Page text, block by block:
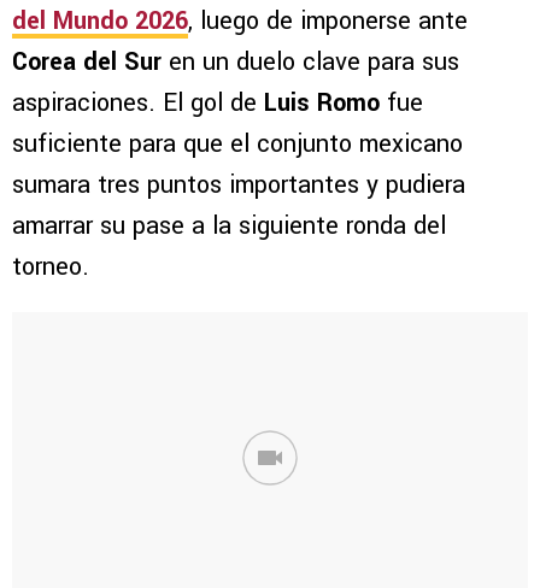
del Mundo 2026, luego de imponerse ante
Corea del Sur en un duelo clave para sus
aspiraciones. El gol de Luis Romo fue
suficiente para que el conjunto mexicano
sumara tres puntos importantes y pudiera
amarrar su pase a la siguiente ronda del
torneo.